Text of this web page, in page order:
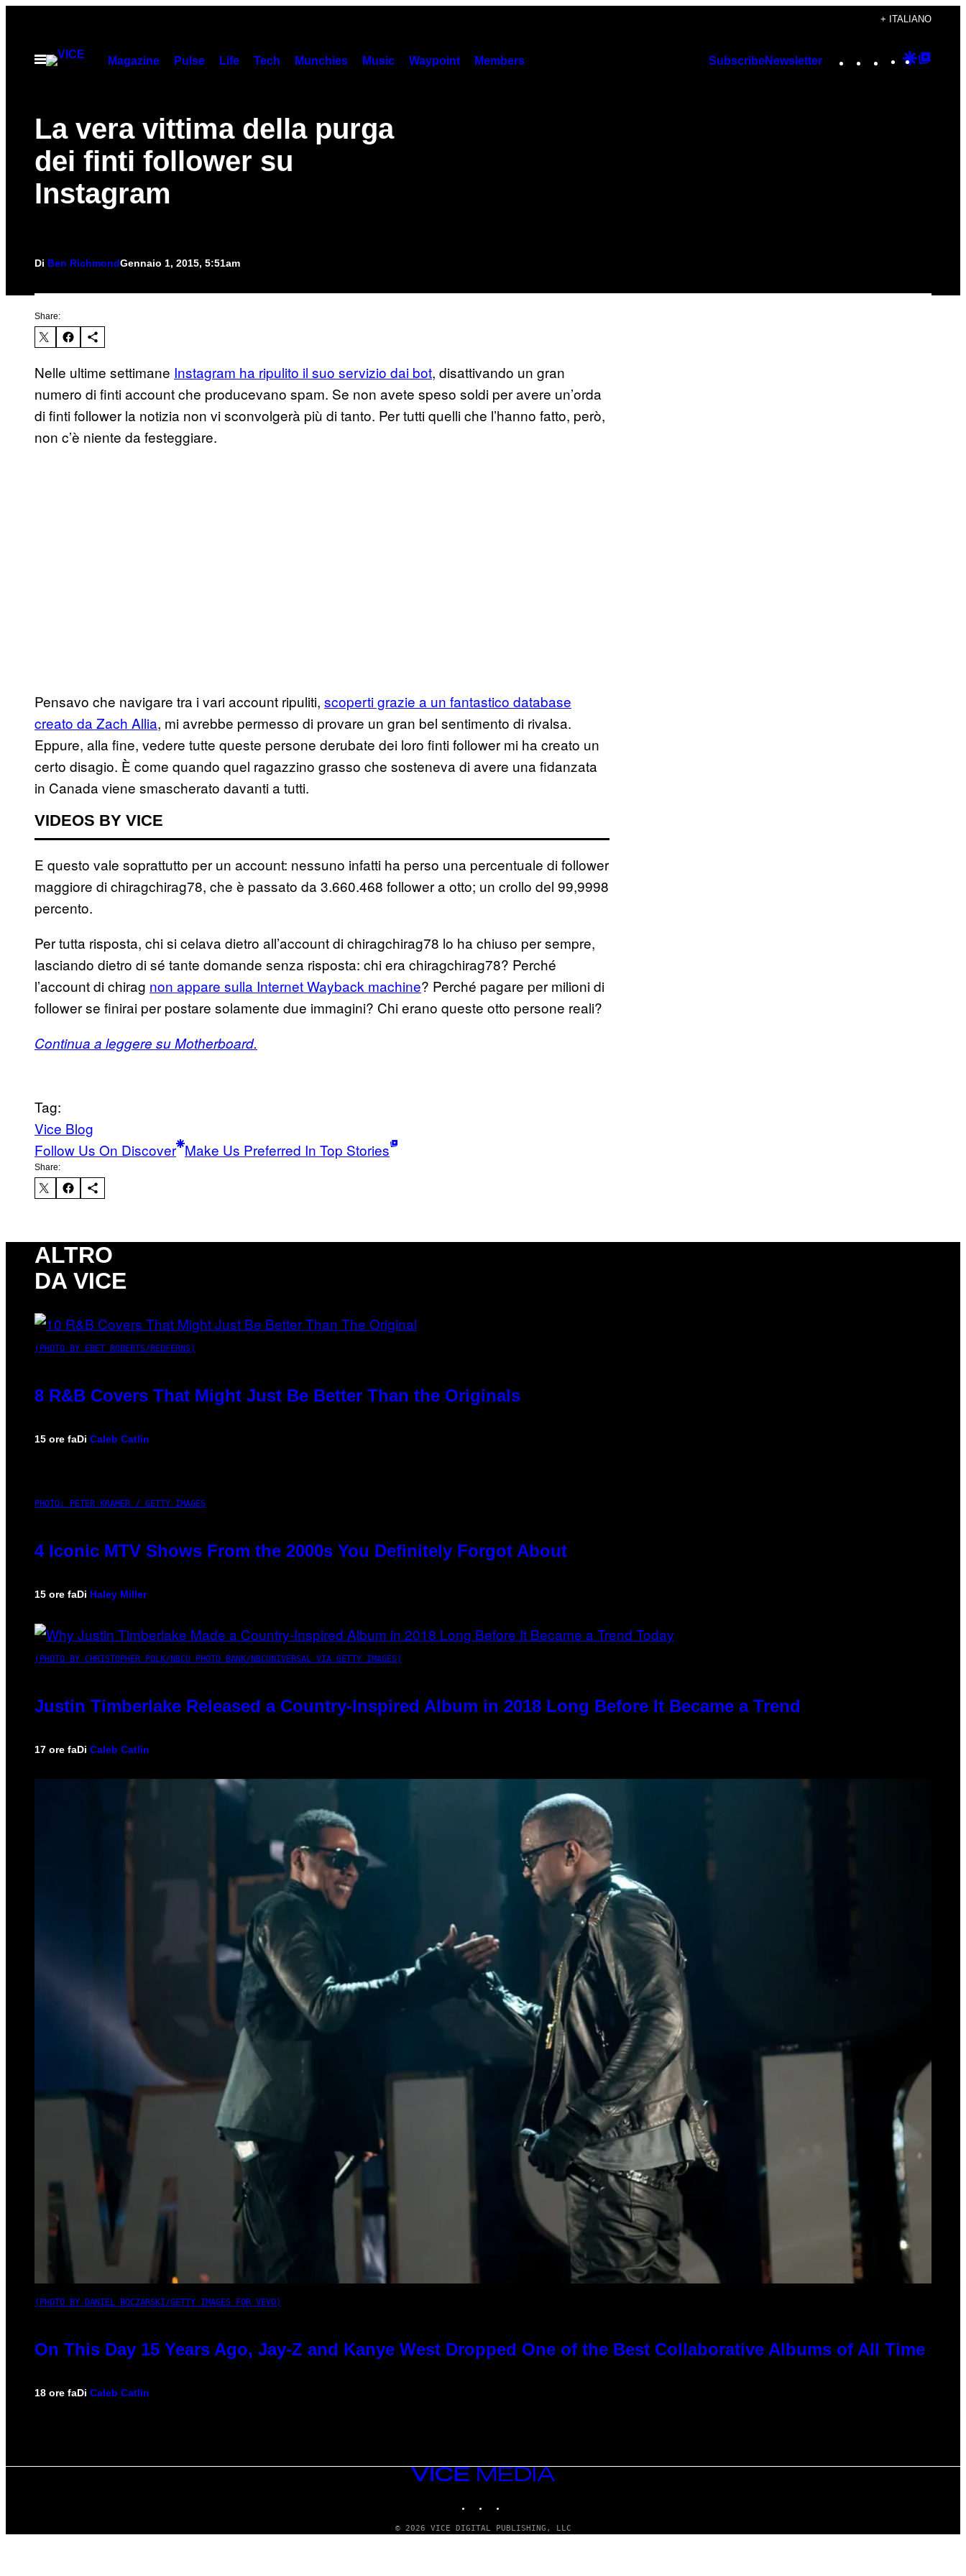
contenuto
+ ITALIANO
Apri
Magazine Pulse Life Tech Munchies Music Waypoint Members SubscribeNewsletter Instagram
TikTok
YouTube
Google
La vera vittima della purga
dei finti follower su
Instagram
Di Ben RichmondGennaio 1, 2015, 5:51am
Share:
Nelle ultime settimane Instagram ha ripulito il suo servizio dai bot, disattivando un gran
numero di finti account che producevano spam. Se non avete speso soldi per avere un’orda
di finti follower la notizia non vi sconvolgerà più di tanto. Per tutti quelli che l’hanno fatto, però,
non c’è niente da festeggiare.
Pensavo che navigare tra i vari account ripuliti, scoperti grazie a un fantastico database
creato da Zach Allia, mi avrebbe permesso di provare un gran bel sentimento di rivalsa.
Eppure, alla fine, vedere tutte queste persone derubate dei loro finti follower mi ha creato un
certo disagio. È come quando quel ragazzino grasso che sosteneva di avere una fidanzata
in Canada viene smascherato davanti a tutti.
VIDEOS BY VICE
E questo vale soprattutto per un account: nessuno infatti ha perso una percentuale di follower
maggiore di chiragchirag78, che è passato da 3.660.468 follower a otto; un crollo del 99,9998
percento.
Per tutta risposta, chi si celava dietro all’account di chiragchirag78 lo ha chiuso per sempre,
lasciando dietro di sé tante domande senza risposta: chi era chiragchirag78? Perché
l’account di chirag non appare sulla Internet Wayback machine? Perché pagare per milioni di
follower se finirai per postare solamente due immagini? Chi erano queste otto persone reali?
Continua a leggere su Motherboard.
Tag:
Vice Blog
Follow Us On Discover Make Us Preferred In Top Stories
Share:
ALTRO
DA VICE
(PHOTO BY EBET ROBERTS/REDFERNS)
8 R&B Covers That Might Just Be Better Than the Originals
15 ore faDi Caleb Catlin
PHOTO: PETER KRAMER / GETTY IMAGES
4 Iconic MTV Shows From the 2000s You Definitely Forgot About
15 ore faDi Haley Miller
(PHOTO BY CHRISTOPHER POLK/NBCU PHOTO BANK/NBCUNIVERSAL VIA GETTY IMAGES)
Justin Timberlake Released a Country-Inspired Album in 2018 Long Before It Became a Trend
17 ore faDi Caleb Catlin
(PHOTO BY DANIEL BOCZARSKI/GETTY IMAGES FOR VEVO)
On This Day 15 Years Ago, Jay-Z and Kanye West Dropped One of the Best Collaborative Albums of All Time
18 ore faDi Caleb Catlin
VICE
MEDIA
© 2026 VICE DIGITAL PUBLISHING, LLC